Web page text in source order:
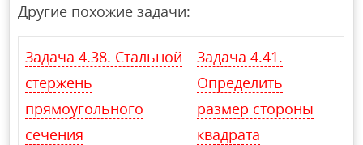
Другие похожие задачи:
Задача 4.38. Стальной
стержень
прямоугольного
сечения
Задача 4.41.
Определить
размер стороны
квадрата